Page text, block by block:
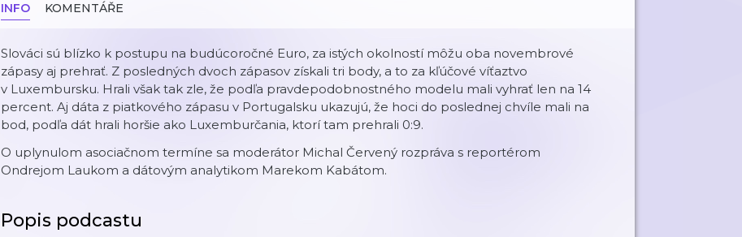
INFO KOMENTÁŘE
Slováci sú blízko k postupu na budúcoročné Euro, za istých okolností môžu oba novembrové
zápasy aj prehrať. Z posledných dvoch zápasov získali tri body, a to za kľúčové víťaztvo
v Luxembursku. Hrali však tak zle, že podľa pravdepodobnostného modelu mali vyhrať len na 14
percent. Aj dáta z piatkového zápasu v Portugalsku ukazujú, že hoci do poslednej chvíle mali na
bod, podľa dát hrali horšie ako Luxemburčania, ktorí tam prehrali 0:9.
O uplynulom asociačnom termíne sa moderátor Michal Červený rozpráva s reportérom
Ondrejom Laukom a dátovým analytikom Marekom Kabátom.
Popis podcastu